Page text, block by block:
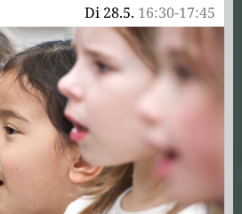
Di 28.5. 16:30-17:45